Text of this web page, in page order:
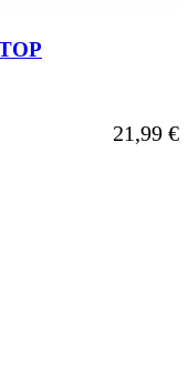
Ab
21,99 €